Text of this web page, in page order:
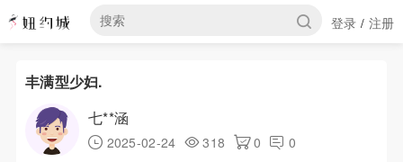
登录 / 注册
丰满型少妇.
七**涵
2025-02-24 318 0 0